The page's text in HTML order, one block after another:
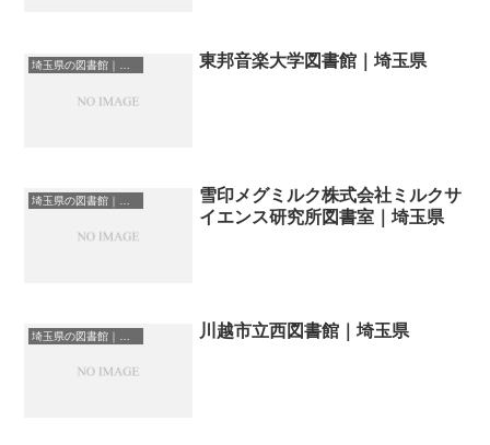
東邦音楽大学図書館｜埼玉県
雪印メグミルク株式会社ミルクサ
イエンス研究所図書室｜埼玉県
川越市立西図書館｜埼玉県